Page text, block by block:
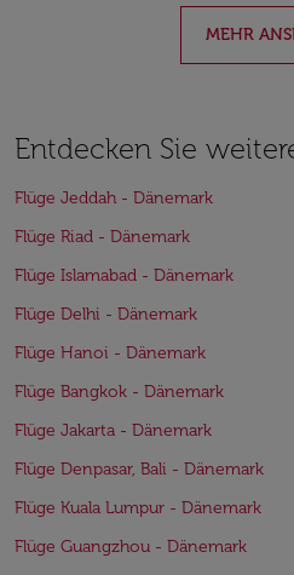
MEHR
Entdecken Sie
Flüge Jeddah - Dänemark
Flüge Riad - Dänemark
Flüge Islamabad - Dänemark
Flüge Delhi - Dänemark
Flüge Hanoi - Dänemark
Flüge Bangkok - Dänemark
Flüge Jakarta - Dänemark
Flüge Denpasar, Bali - Dänemark
Flüge Kuala Lumpur - Dänemark
Flüge Guangzhou - Dänemark